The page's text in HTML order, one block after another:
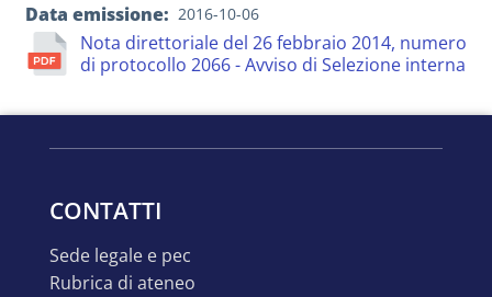
Data emissione 2016-10-06
Nota direttoriale del 26 febbraio 2014, numero
di protocollo 2066 - Avviso di Selezione interna
CONTATTI
sede legale e pec
rubrica di ateneo